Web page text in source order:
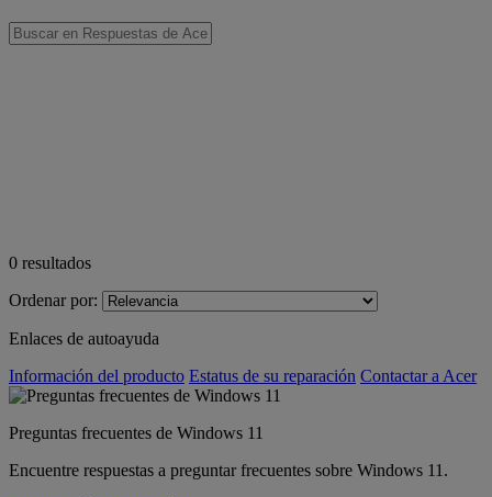
0 resultados
Ordenar por:
Enlaces de autoayuda
Información del producto Estatus de su reparación Contactar a Acer
Preguntas frecuentes de Windows 11
Encuentre respuestas a preguntar frecuentes sobre Windows 11.